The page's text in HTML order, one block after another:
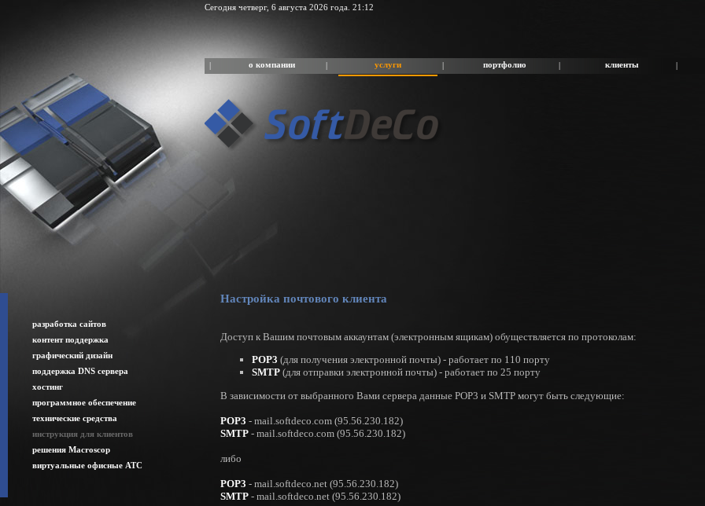
Сегодня четверг, 6 августа 2026 года. 21:12
о компании услуги портфолио клиенты
разработка сайтов
контент поддержка
графический дизайн
поддержка DNS сервера
хостинг
программное обеспечение
технические средства
инструкция для клиентов
решения Macroscop
виртуальные офисные АТС
Настройка почтового клиента
Доступ к Вашим почтовым аккаунтам (электронным ящикам) обуществляется по протоколам:
POP3 (для получения электронной почты) - работает по 110 порту
SMTP (для отправки электронной почты) - работает по 25 порту
В зависимости от выбранного Вами сервера данные POP3 и SMTP могут быть следующие:
POP3 - mail.softdeco.com (95.56.230.182)
SMTP - mail.softdeco.com (95.56.230.182)
либо
POP3 - mail.softdeco.net (95.56.230.182)
SMTP - mail.softdeco.net (95.56.230.182)